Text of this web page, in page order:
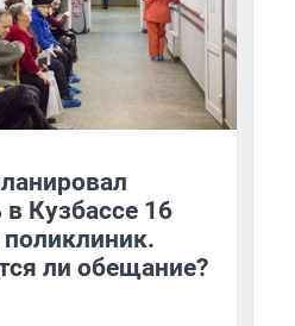
в Кузбассе 16
ли обещание?